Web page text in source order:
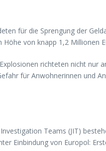
für die Sprengung der
von knapp 1,2 Millionen
richteten nicht nur
für Anwohnerinnen und
Teams (JIT)
Einbindung von Europol: